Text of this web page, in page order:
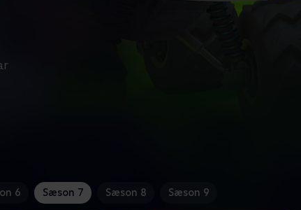
6 Sæson 7 Sæson 8 Sæson 9